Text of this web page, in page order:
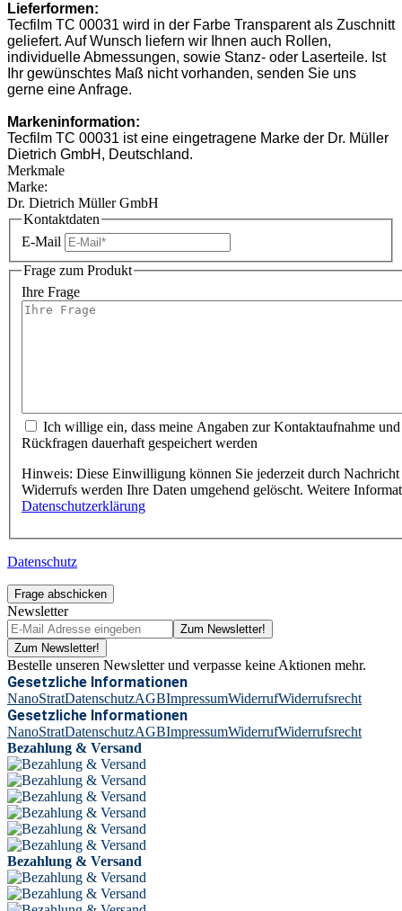
Lieferformen:
Tecfilm TC 00031 wird in der Farbe Transparent als Zuschnitt
geliefert. Auf Wunsch liefern wir Ihnen auch Rollen,
individuelle Abmessungen, sowie Stanz- oder Laserteile. Ist
Ihr gewünschtes Maß nicht vorhanden, senden Sie uns
gerne eine Anfrage.
Markeninformation:
Tecfilm TC 00031 ist eine eingetragene Marke der Dr. Müller
Dietrich GmbH, Deutschland.
Merkmale
Marke:
Dr. Dietrich Müller GmbH
Kontaktdaten
E-Mail
Frage zum Produkt
Ihre Frage
Ich willige ein, dass meine Angaben zur Kontaktaufnahme
Rückfragen dauerhaft gespeichert werden
Hinweis: Diese Einwilligung können Sie jederzeit durch
Widerrufs werden Ihre Daten umgehend gelöscht. Weitere
Datenschutzerklärung
Datenschutz
Frage abschicken
Newsletter
Zum Newsletter!
Zum Newsletter!
Bestelle unseren Newsletter und verpasse keine Aktionen mehr.
Gesetzliche Informationen
NanoStratDatenschutzAGBImpressumWiderrufWiderrufsrecht
Gesetzliche Informationen
NanoStratDatenschutzAGBImpressumWiderrufWiderrufsrecht
Bezahlung & Versand
Bezahlung & Versand